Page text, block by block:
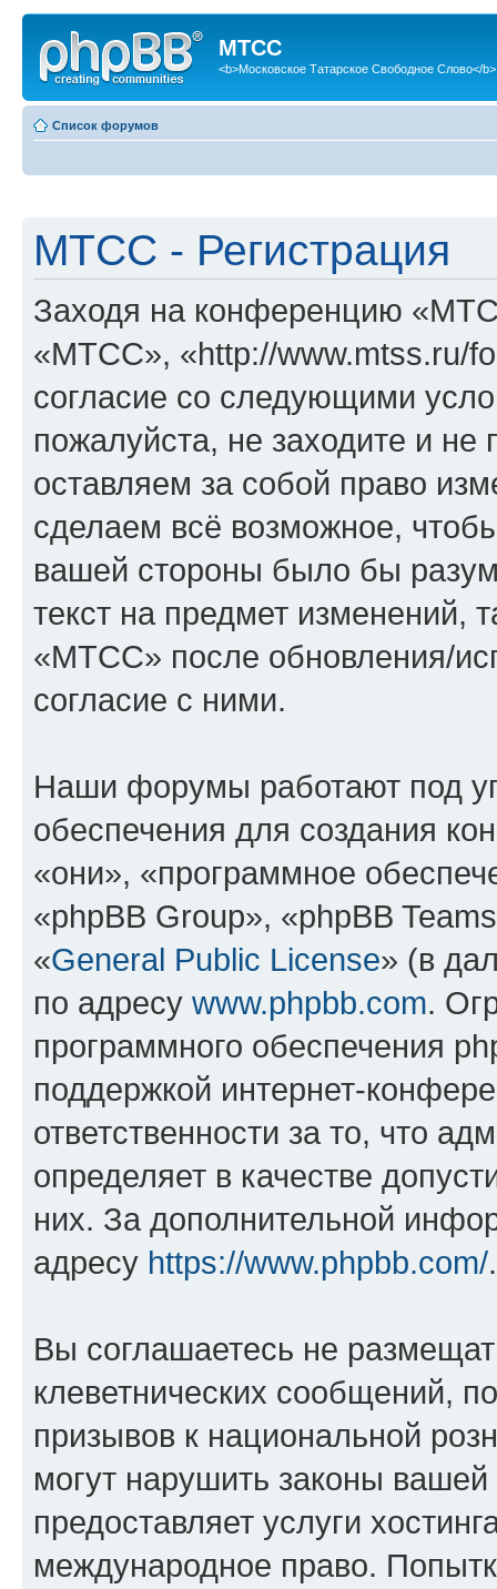
МТСС
<b>Московское Татарское Свободное Слово</b>
Список форумов
МТСС - Регистрация
Заходя на конференцию
«МТСС», «http://www.mtss.ru/
согласие со следующими
пожалуйста, не заходите и
оставляем за собой право
сделаем всё возможное,
вашей стороны было бы
текст на предмет изменений,
«МТСС» после обновления/
согласие с ними.
Наши форумы работают под
обеспечения для создания
«они», «программное
«phpBB Group», «phpBB
«General Public License» (в
по адресу www.phpbb.com.
программного обеспечения
поддержкой интернет-
ответственности за то, что
определяет в качестве
них. За дополнительной
адресу https://www.phpbb.com/.
Вы соглашаетесь не
клеветнических сообщений,
призывов к национальной
могут нарушить законы
предоставляет услуги
международное право.